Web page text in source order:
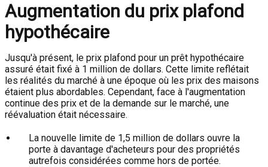
Augmentation du prix plafond
hypothécaire
Jusqu'à présent, le prix plafond pour un prêt hypothécaire
assuré était fixé à 1 million de dollars. Cette limite reflétait
les réalités du marché à une époque où les prix des maisons
étaient plus abordables. Cependant, face à l'augmentation
continue des prix et de la demande sur le marché, une
réévaluation était nécessaire.
La nouvelle limite de 1,5 million de dollars ouvre la
porte à davantage d'acheteurs pour des propriétés
autrefois considérées comme hors de portée.